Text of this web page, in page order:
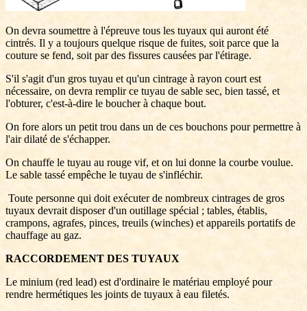
On devra soumettre à l'épreuve tous les tuyaux qui auront été
cintrés. Il y a toujours quelque risque de fuites, soit parce que la
couture se fend, soit par des fissures causées par l'étirage.
S'il s'agit d'un gros tuyau et qu'un cintrage à rayon court est
nécessaire, on devra remplir ce tuyau de sable sec, bien tassé, et
l'obturer, c'est-à-dire le boucher à chaque bout.
On fore alors un petit trou dans un de ces bouchons pour permettre à
l'air dilaté de s'échapper.
On chauffe le tuyau au rouge vif, et on lui donne la courbe voulue.
Le sable tassé empêche le tuyau de s'infléchir.
Toute personne qui doit exécuter de nombreux cintrages de gros
tuyaux devrait disposer d'un outillage spécial ; tables, établis,
crampons, agrafes, pinces, treuils (winches) et appareils portatifs de
chauffage au gaz.
RACCORDEMENT DES TUYAUX
Le minium (red lead) est d'ordinaire le matériau employé pour
rendre hermétiques les joints de tuyaux à eau filetés.